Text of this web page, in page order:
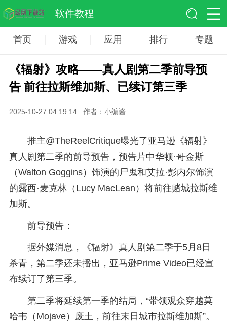
软件教程
首页 游戏 应用 排行 专题
《辐射》攻略——真人剧第二季前导预
告 前往拉斯维加斯、已续订第三季
2025-10-27 04:19:14 作者：小编酱
推主@TheReelCritique曝光了亚马逊《辐射》
真人剧第二季的前导预告，预告片中华顿·哥金斯
（Walton Goggins）饰演的尸鬼和艾拉·彭内尔饰演
的露西·麦克林（Lucy MacLean）将前往赌城拉斯维
加斯。
前导预告：
据外媒消息，《辐射》真人剧第二季于5月8日
杀青，第二季还未播出，亚马逊Prime Video已经宣
布续订了第三季。
第二季将延续第一季的结局，“带领观众穿越莫
哈韦（Mojave）废土，前往末日城市拉斯维加斯”。